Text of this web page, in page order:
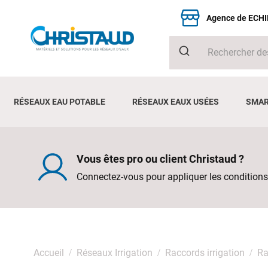
Agence de
RÉSEAUX EAU POTABLE RÉSEAUX EAUX USÉES
Vous êtes pro ou client Christaud ?
Connectez-vous pour appliquer les
Accueil Réseaux Irrigation Raccords irrigation